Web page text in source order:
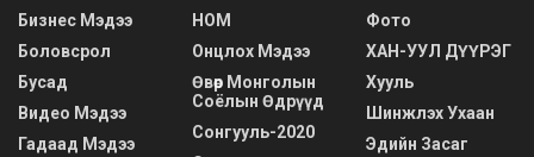
Бизнес Мэдээ
Боловсрол
Бусад
Видео Мэдээ
Гадаад Мэдээ
НОМ
Онцлох Мэдээ
Өвөр Монголын
Соёлын Өдрүүд
Сонгууль-2020
Фото
ХАН-УУЛ ДҮҮРЭГ
Хууль
Шинжлэх Ухаан
Эдийн Засаг